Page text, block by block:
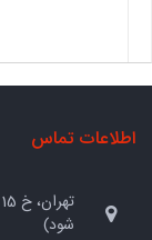
اطلاعات تماس
شود)